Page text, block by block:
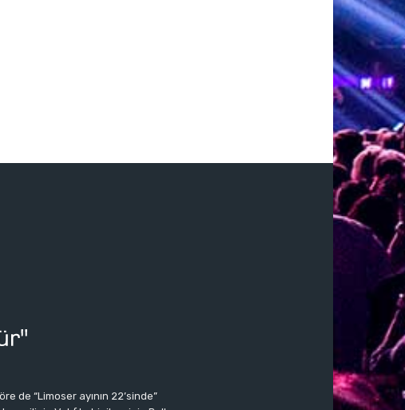
de “Limoser ayının 22’sinde”